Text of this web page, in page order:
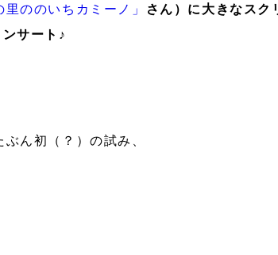
里ののいちカミーノ」
さん）に大きなスク
サート♪
ん初（？）の試み、